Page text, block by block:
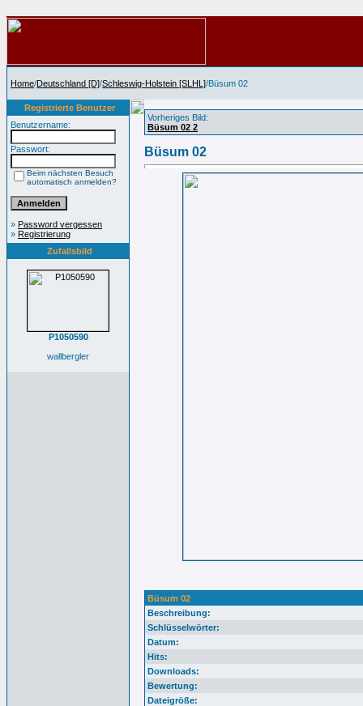
Home/Deutschland [D]/Schleswig-Holstein [SLHL]/Büsum 02
Registrierte Benutzer
Benutzername:
Passwort:
Beim nächsten Besuch
automatisch anmelden?
» Password vergessen
» Registrierung
Zufallsbild
P1050590
wallbergler
Vorheriges Bild:
Büsum 02 2
Büsum 02
Büsum 02
Beschreibung:
Schlüsselwörter:
Datum:
Hits:
Downloads:
Bewertung:
Dateigröße: